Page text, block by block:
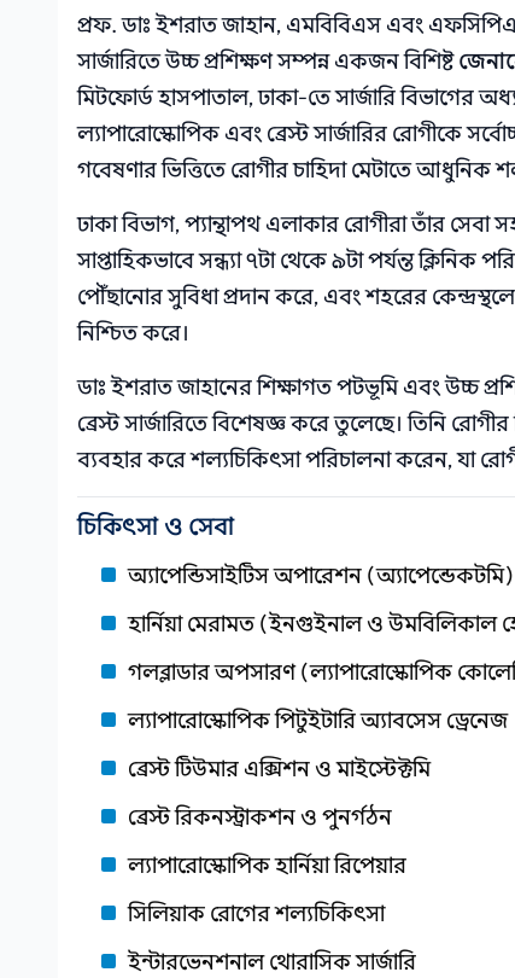
প্রফ. ডাঃ ইশরাত জাহান, এমবিবিএস এবং এফসিপিএস
সার্জারিতে উচ্চ প্রশিক্ষণ সম্পন্ন একজন বিশিষ্ট
মিটফোর্ড হাসপাতাল, ঢাকা-তে সার্জারি বিভাগের
ল্যাপারোস্কোপিক এবং ব্রেস্ট সার্জারির রোগীকে
গবেষণার ভিত্তিতে রোগীর চাহিদা মেটাতে আধুনিক
ঢাকা বিভাগ, প্যান্থাপথ এলাকার রোগীরা তাঁর
সাপ্তাহিকভাবে সন্ধ্যা ৭টা থেকে ৯টা পর্যন্ত
পৌঁছানোর সুবিধা প্রদান করে, এবং শহরের
নিশ্চিত করে।
ডাঃ ইশরাত জাহানের শিক্ষাগত পটভূমি এবং উচ্চ
ব্রেস্ট সার্জারিতে বিশেষজ্ঞ করে তুলেছে। তিনি
ব্যবহার করে শল্যচিকিৎসা পরিচালনা করেন, যা
চিকিৎসা ও সেবা
অ্যাপেন্ডিসাইটিস অপারেশন (অ্যাপেন্ডেকটমি)
হার্নিয়া মেরামত (ইনগুইনাল ও উমবিলিকাল
গলব্লাডার অপসারণ (ল্যাপারোস্কোপিক
ল্যাপারোস্কোপিক পিটুইটারি অ্যাবসেস ড্রেনেজ
ব্রেস্ট টিউমার এক্সিশন ও মাইস্টেক্টমি
ব্রেস্ট রিকনস্ট্রাকশন ও পুনর্গঠন
ল্যাপারোস্কোপিক হার্নিয়া রিপেয়ার
সিলিয়াক রোগের শল্যচিকিৎসা
ইন্টারভেনশনাল থোরাসিক সার্জারি